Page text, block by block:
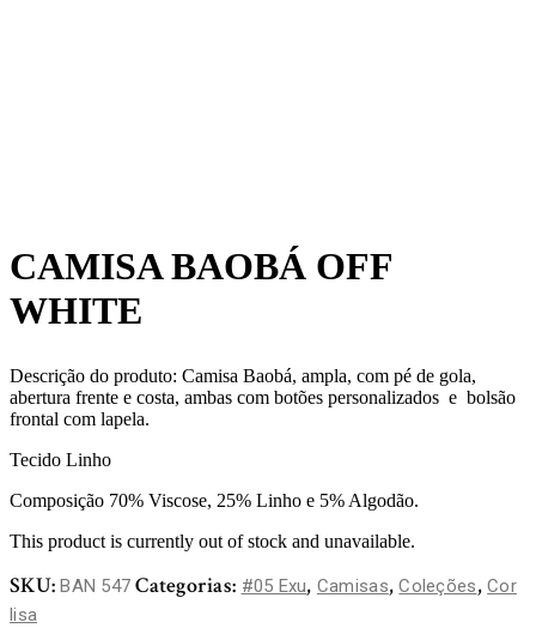
CAMISA BAOBÁ OFF
WHITE
Descrição do produto: Camisa Baobá, ampla, com pé de gola,
abertura frente e costa, ambas com botões personalizados e bolsão
frontal com lapela.
Tecido Linho
Composição 70% Viscose, 25% Linho e 5% Algodão.
This product is currently out of stock and unavailable.
SKU:BAN 547 Categorias: #05 Exu, Camisas,Coleções,Cor
lisa